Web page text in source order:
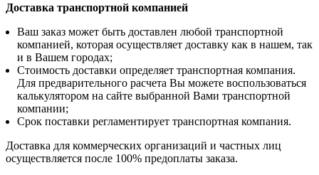
Доставка транспортной компанией
Ваш заказ может быть доставлен любой транспортной
компанией, которая осуществляет доставку как в нашем, так
и в Вашем городах;
Стоимость доставки определяет транспортная компания.
Для предварительного расчета Вы можете воспользоваться
калькулятором на сайте выбранной Вами транспортной
компании;
Срок поставки регламентирует транспортная компания.
Доставка для коммерческих организаций и частных лиц
осуществляется после 100% предоплаты заказа.